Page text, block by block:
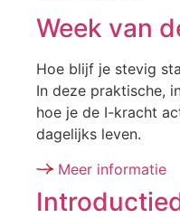
Week van
Hoe blijf je stevig
In deze praktische,
hoe je de I-kracht
dagelijks leven.
Meer informatie